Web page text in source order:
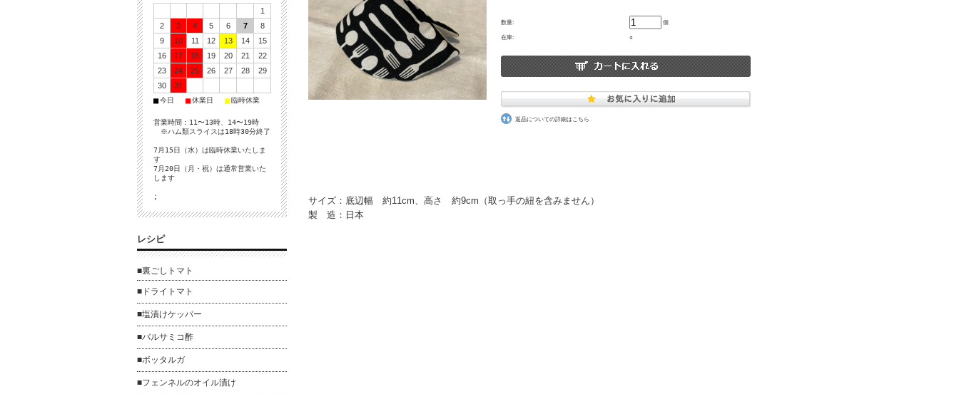
数量: 個
在庫: ○
返品についての詳細はこちら
サイズ：底辺幅 約11cm、高さ 約9cm（取っ手の紐を含みません）
製 造：日本
1
2
3 4 5 6 7
8
9
10 11 12 13 14
15
16
17 18 19 20 21
22
23
24 25 26 27 28
29
30
31
■今日 ■休業日 ■臨時休業
営業時間：11〜13時、14〜19時
※ハム類スライスは18時30分終了
7月15日（水）は臨時休業いたしま
す
7月20日（月・祝）は通常営業いた
します
;
レシピ
■裏ごしトマト
■ドライトマト
■塩漬けケッパー
■バルサミコ酢
■ボッタルガ
■フェンネルのオイル漬け